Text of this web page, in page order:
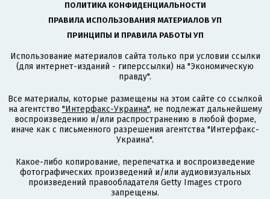
ПОЛИТИКА КОНФИДЕНЦИАЛЬНОСТИ
ПРАВИЛА ИСПОЛЬЗОВАНИЯ МАТЕРИАЛОВ УП
ПРИНЦИПЫ И ПРАВИЛА РАБОТЫ УП
Использование материалов сайта только при условии ссылки
(для интернет-изданий - гиперссылки) на "Экономическую
правду".
Все материалы, которые размещены на этом сайте со ссылкой
на агентство "Интерфакс-Украина", не подлежат дальнейшему
воспроизведению и/или распространению в любой форме,
иначе как с письменного разрешения агентства "Интерфакс-
Украина".
Какое-либо копирование, перепечатка и воспроизведение
фотографических произведений и/или аудиовизуальных
произведений правообладателя Getty Images строго
запрещены.